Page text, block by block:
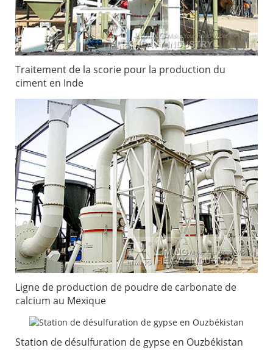
Traitement de la scorie pour la production du
ciment en Inde
Ligne de production de poudre de carbonate de
calcium au Mexique
Station de désulfuration de gypse en Ouzbékistan